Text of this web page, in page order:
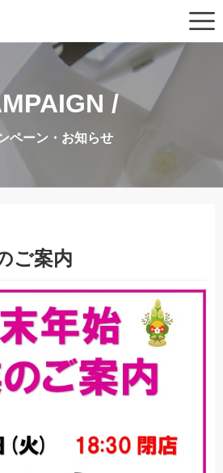
/
ペーン・お知らせ
ご案内